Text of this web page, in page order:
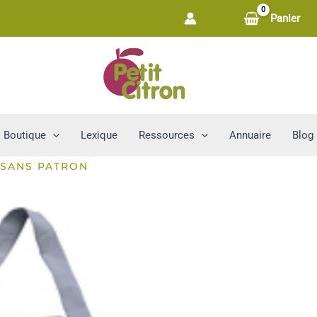
Panier
Boutique Lexique Ressources Annuaire Blog
PATRON